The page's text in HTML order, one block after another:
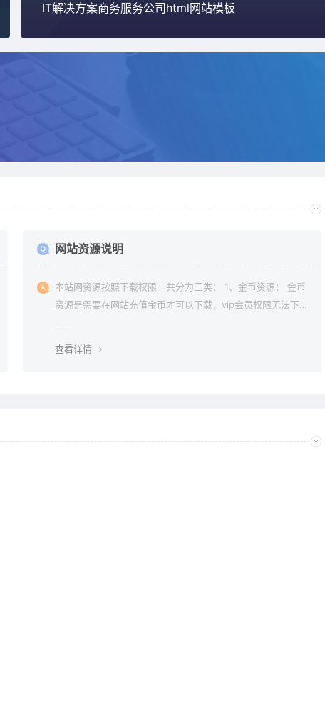
IT解决方案商务服务公司html网站模板
网站资源说明
本站网资源按照下载权限一共分为三类： 1、金币资源： 金币
资源是需要在网站充值金币才可以下载，vip会员权限无法下载
查看详情